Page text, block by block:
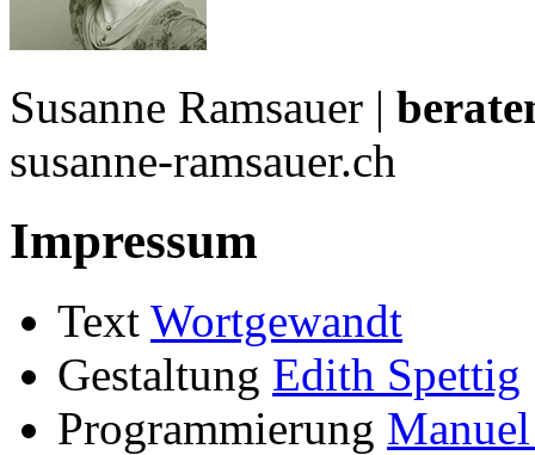
Susanne Ramsauer |
susanne-ramsauer.ch
Impressum
Text Wortgewandt
Gestaltung Edith Spettig
Programmierung